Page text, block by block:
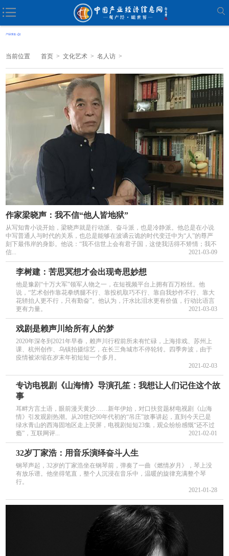
当前位置 首页 > 文化艺术 > 名人访 >
作家梁晓声：我不信“他人皆地狱”
从写知青小说开始，梁晓声就是行动派、奋斗派，也是冷静派。他总是在小说
中写普通人与时代的关系，也总是能够在波谲云诡的时代变迁中为“人”的尊严
刻下最伟岸的身影。他说：“我不信世上会有君子国，这使我活得不矫情；我不
信...
2021-03-09
李树建：苦思冥想才会出现奇思妙想
他是豫剧“十万大军”领军人物之一，在短视频平台上拥有百万粉丝。他
说，“艺术创作靠花拳绣腿不行、靠投机取巧不行、靠自我炒作不行、靠大
花轿抬人更不行，只有勤奋”。他认为，汗水比泪水更有价值，行动比语言
更有力量。
2021-03-03
戏剧是赖声川给所有人的梦
2020年深冬到2021年早春，赖声川行程前所未有忙碌，上海排戏、苏州上
课、杭州创作、乌镇拍摄综艺，在长三角城市不停轮转。四季奔波，由于
疫情被浓缩在岁末年初短短一个多月。
2021-02-03
专访电视剧《山海情》导演孔笙：我想让人们记住这个故
事
耳畔方言土语，眼前漫天黄沙……新年伊始，对口扶贫题材电视剧《山海
情》引发观剧热潮。从20世纪90年代初的“吊庄”故事讲起，直到今天已是
绿水青山的西海固地区走上荧屏，电视剧短短23集，观众纷纷感慨“还不过
瘾”，互联网评...
2021-02-01
32岁丁家浩：用音乐演绎奋斗人生
钢琴声起，32岁的丁家浩坐在钢琴前，弹奏了一曲《燃情岁月》，琴上没
有放乐谱。他坐得笔直，整个人沉浸在音乐中，温暖的旋律充满整个琴
行。
2021-01-28